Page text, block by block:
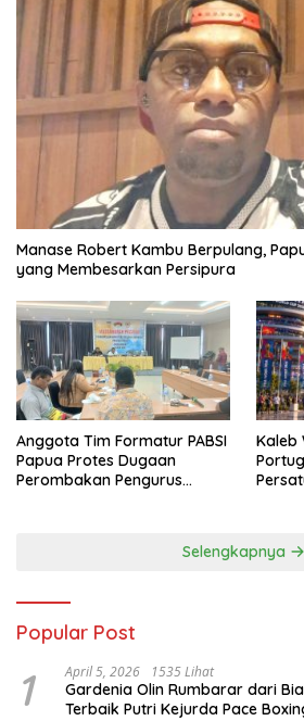
Manase Robert Kambu Berpulang,
yang Membesarkan Persipura
Anggota Tim Formatur PABSI
Papua Protes Dugaan
Perombakan Pengurus
Kaleb
Selengkapnya
Popular Post
1 April 5, 2026 1535 Lihat
Gardenia Olin Rumbarar dari
Terbaik Putri Kejurda Pace